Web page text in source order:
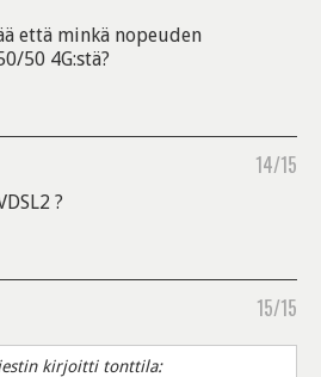
että minkä nopeuden
50 4G:stä?
14/15
?
15/15
kirjoitti tonttila: